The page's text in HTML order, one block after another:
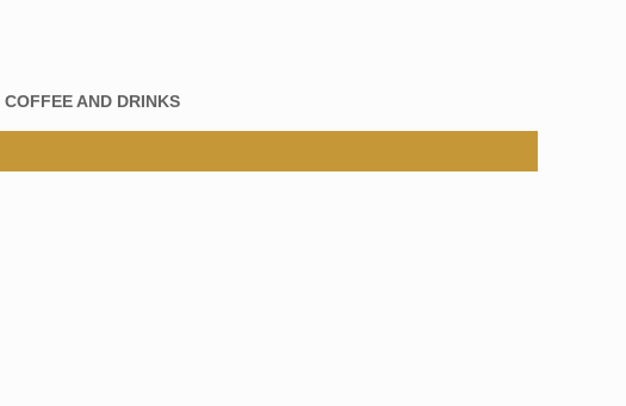
COFFEE AND DRINKS